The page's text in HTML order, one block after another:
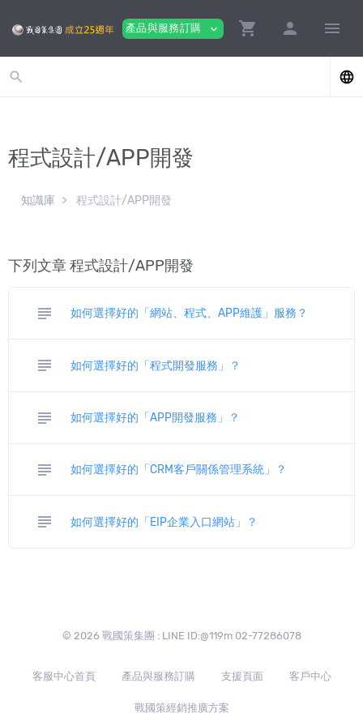
產品與服務訂購 expand_more shopping_cart person menu
search language
程式設計/APP開發
知識庫 程式設計/APP開發
下列文章 程式設計/APP開發
subject 如何選擇好的「網站、程式、APP維護」服務？
subject 如何選擇好的「程式開發服務」？
subject 如何選擇好的「APP開發服務」？
subject 如何選擇好的「CRM客戶關係管理系統」？
subject 如何選擇好的「EIP企業入口網站」？
© 2026 戰國策集團 : LINE ID:@119m 02-77286078
客服中心首頁 產品與服務訂購 支援頁面 客戶中心
戰國策經銷推廣方案